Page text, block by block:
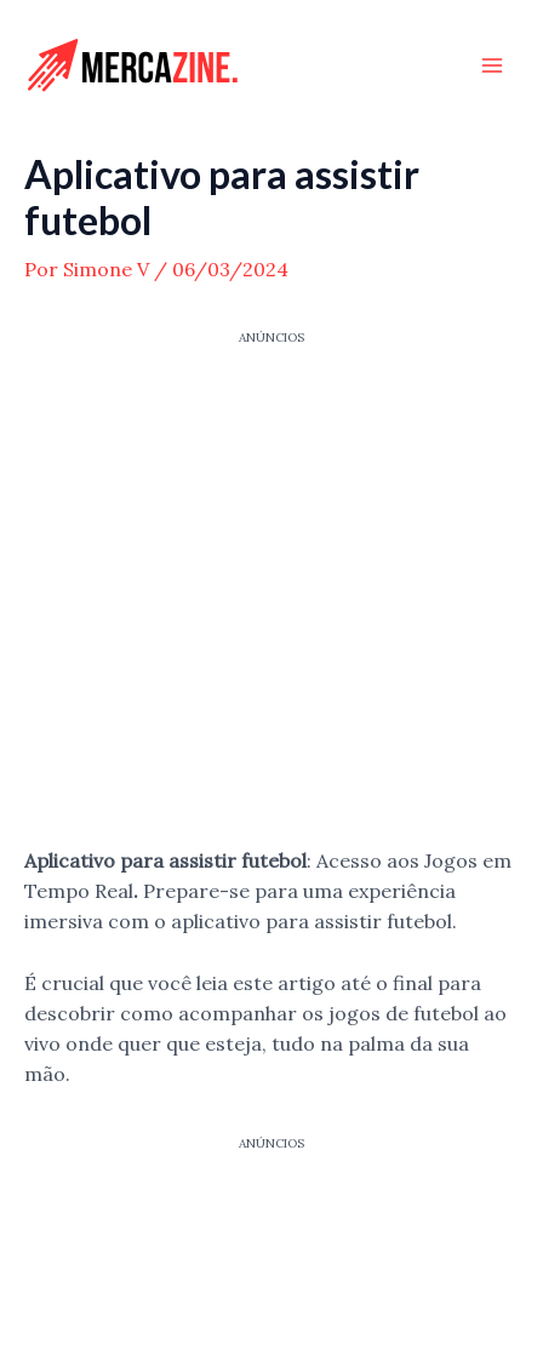
para
Aplicativo para assistir
futebol
Por Simone V / 06/03/2024
ANÚNCIOS
Aplicativo para assistir futebol: Acesso aos Jogos em
Tempo Real. Prepare-se para uma experiência
imersiva com o aplicativo para assistir futebol.
É crucial que você leia este artigo até o final para
descobrir como acompanhar os jogos de futebol ao
vivo onde quer que esteja, tudo na palma da sua
mão.
ANÚNCIOS